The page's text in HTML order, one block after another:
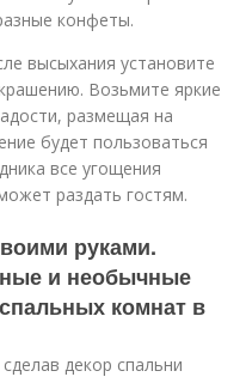
конфеты.
высыхания установите
Возьмите яркие
размещая на
будет пользоваться
все угощения
раздать гостям.
руками.
и необычные
комнат в
декор спальни